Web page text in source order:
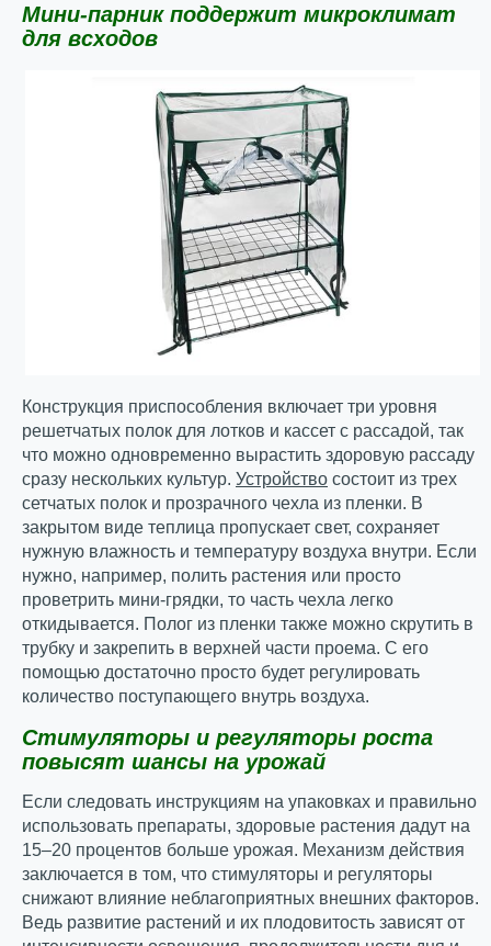
Мини-парник поддержит микроклимат
для всходов
Конструкция приспособления включает три уровня
решетчатых полок для лотков и кассет с рассадой, так
что можно одновременно вырастить здоровую рассаду
сразу нескольких культур. Устройство состоит из трех
сетчатых полок и прозрачного чехла из пленки. В
закрытом виде теплица пропускает свет, сохраняет
нужную влажность и температуру воздуха внутри. Если
нужно, например, полить растения или просто
проветрить мини-грядки, то часть чехла легко
откидывается. Полог из пленки также можно скрутить в
трубку и закрепить в верхней части проема. С его
помощью достаточно просто будет регулировать
количество поступающего внутрь воздуха.
Стимуляторы и регуляторы роста
повысят шансы на урожай
Если следовать инструкциям на упаковках и правильно
использовать препараты, здоровые растения дадут на
15–20 процентов больше урожая. Механизм действия
заключается в том, что стимуляторы и регуляторы
снижают влияние неблагоприятных внешних факторов.
Ведь развитие растений и их плодовитость зависят от